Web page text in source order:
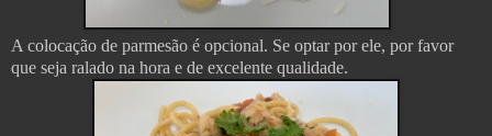
A colocação de parmesão é opcional. Se optar por ele, por favor
que seja ralado na hora e de excelente qualidade.